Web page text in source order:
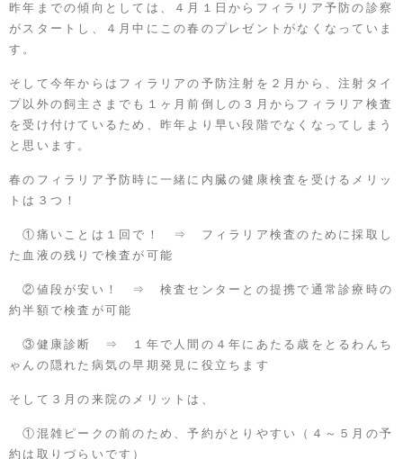
昨年までの傾向としては、４月１日からフィラリア予防の診察
がスタートし、４月中にこの春のプレゼントがなくなっていま
す。
そして今年からはフィラリアの予防注射を２月から、注射タイ
プ以外の飼主さまでも１ヶ月前倒しの３月からフィラリア検査
を受け付けているため、昨年より早い段階でなくなってしまう
と思います。
春のフィラリア予防時に一緒に内臓の健康検査を受けるメリッ
トは３つ！
①痛いことは１回で！ ⇒ フィラリア検査のために採取し
た血液の残りで検査が可能
②値段が安い！ ⇒ 検査センターとの提携で通常診療時の
約半額で検査が可能
③健康診断 ⇒ １年で人間の４年にあたる歳をとるわんち
ゃんの隠れた病気の早期発見に役立ちます
そして３月の来院のメリットは、
①混雑ピークの前のため、予約がとりやすい（４～５月の予
約は取りづらいです）